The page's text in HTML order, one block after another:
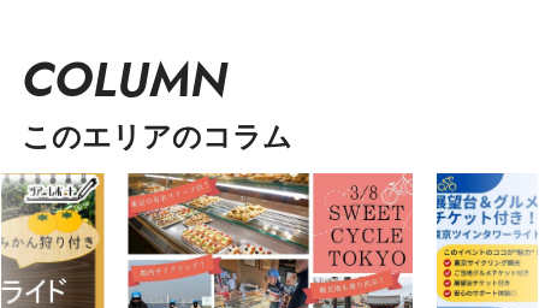
COLUMN
このエリアのコラム